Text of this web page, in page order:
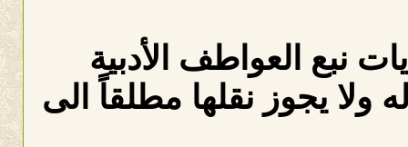
نبع العواطف الأدبية
ولا يجوز نقلها مطلقاً الى